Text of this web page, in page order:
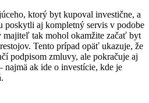
ktorý byt kupoval investične, a
poskytli aj kompletný servis v podobe
majiteľ tak mohol okamžite začať byt
Tento prípad opäť ukazuje, že
podpisom zmluvy, ale pokračuje aj
ak ide o investície, kde je